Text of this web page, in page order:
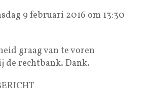
9 februari 2016 om 13:30
graag van te voren
de rechtbank. Dank.